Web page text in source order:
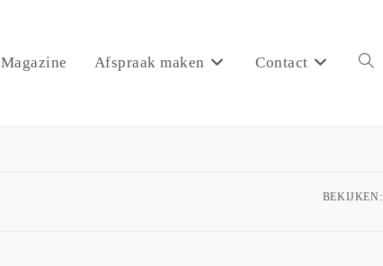
Magazine Afspraak maken Contact
BEKIJKEN: